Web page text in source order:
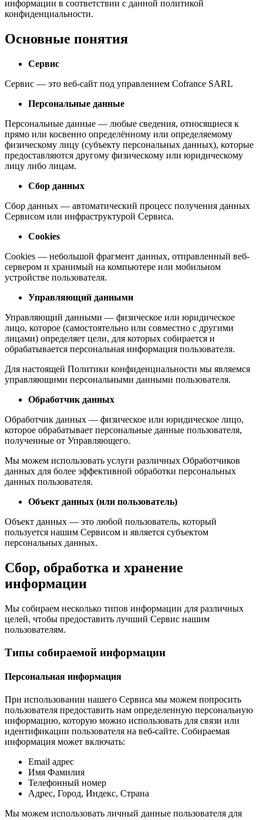
информации в соответствии с данной политикой
конфиденциальности.
Основные понятия
Сервис
Сервис — это веб-сайт под управлением Cofrance SARL
Персональные данные
Персональные данные — любые сведения, относящиеся к
прямо или косвенно определённому или определяемому
физическому лицу (субъекту персональных данных), которые
предоставляются другому физическому или юридическому
лицу либо лицам.
Сбор данных
Сбор данных — автоматический процесс получения данных
Сервисом или инфраструктурой Сервиса.
Cookies
Cookies — небольшой фрагмент данных, отправленный веб-
сервером и хранимый на компьютере или мобильном
устройстве пользователя.
Управляющий данными
Управляющий данными — физическое или юридическое
лицо, которое (самостоятельно или совместно с другими
лицами) определяет цели, для которых собирается и
обрабатывается персональная информация пользователя.
Для настоящей Политики конфиденциальности мы являемся
управляющими персональными данными пользователя.
Обработчик данных
Обработчик данных — физическое или юридическое лицо,
которое обрабатывает персональные данные пользователя,
полученные от Управляющего.
Мы можем использовать услуги различных Обработчиков
данных для более эффективной обработки персональных
данных пользователя.
Объект данных (или пользователь)
Объект данных — это любой пользователь, который
пользуется нашим Сервисом и является субъектом
персональных данных.
Сбор, обработка и хранение
информации
Мы собираем несколько типов информации для различных
целей, чтобы предоставить лучший Сервис нашим
пользователям.
Типы собираемой информации
Персональная информация
При использовании нашего Сервиса мы можем попросить
пользователя предоставить нам определенную персональную
информацию, которую можно использовать для связи или
идентификации пользователя на веб-сайте. Собираемая
информация может включать:
Email адрес
Имя Фамилия
Телефонный номер
Адрес, Город, Индекс, Страна
Мы можем использовать личный данные пользователя для